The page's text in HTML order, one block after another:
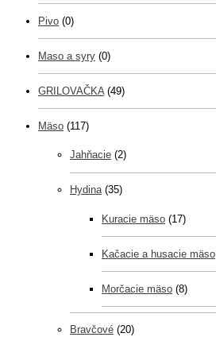
Pivo (0)
Maso a syry (0)
GRILOVAČKA (49)
Mäso (117)
Jahňacie (2)
Hydina (35)
Kuracie mäso (17)
Kačacie a husacie mäso
Morčacie mäso (8)
Bravčové (20)